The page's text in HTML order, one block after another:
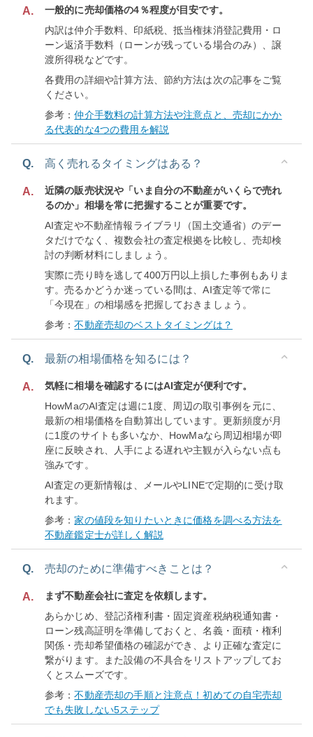
A.
一般的に売却価格の4％程度が目安です。
内訳は仲介手数料、印紙税、抵当権抹消登記費用・ロ
ーン返済手数料（ローンが残っている場合のみ）、譲
渡所得税などです。
各費用の詳細や計算方法、節約方法は次の記事をご覧
ください。
参考：仲介手数料の計算方法や注意点と、売却にかか
る代表的な4つの費用を解説
Q. 高く売れるタイミングはある？
A.
近隣の販売状況や「いま自分の不動産がいくらで売れ
るのか」相場を常に把握することが重要です。
AI査定や不動産情報ライブラリ（国土交通省）のデー
タだけでなく、複数会社の査定根拠を比較し、売却検
討の判断材料にしましょう。
実際に売り時を逃して400万円以上損した事例もありま
す。売るかどうか迷っている間は、AI査定等で常に
「今現在」の相場感を把握しておきましょう。
参考：不動産売却のベストタイミングは？
Q. 最新の相場価格を知るには？
A.
気軽に相場を確認するにはAI査定が便利です。
HowMaのAI査定は週に1度、周辺の取引事例を元に、
最新の相場価格を自動算出しています。更新頻度が月
に1度のサイトも多いなか、HowMaなら周辺相場が即
座に反映され、人手による遅れや主観が入らない点も
強みです。
AI査定の更新情報は、メールやLINEで定期的に受け取
れます。
参考：家の値段を知りたいときに価格を調べる方法を
不動産鑑定士が詳しく解説
Q. 売却のために準備すべきことは？
A.
まず不動産会社に査定を依頼します。
あらかじめ、登記済権利書・固定資産税納税通知書・
ローン残高証明を準備しておくと、名義・面積・権利
関係・売却希望価格の確認ができ、より正確な査定に
繋がります。また設備の不具合をリストアップしてお
くとスムーズです。
参考：不動産売却の手順と注意点！初めての自宅売却
でも失敗しない5ステップ